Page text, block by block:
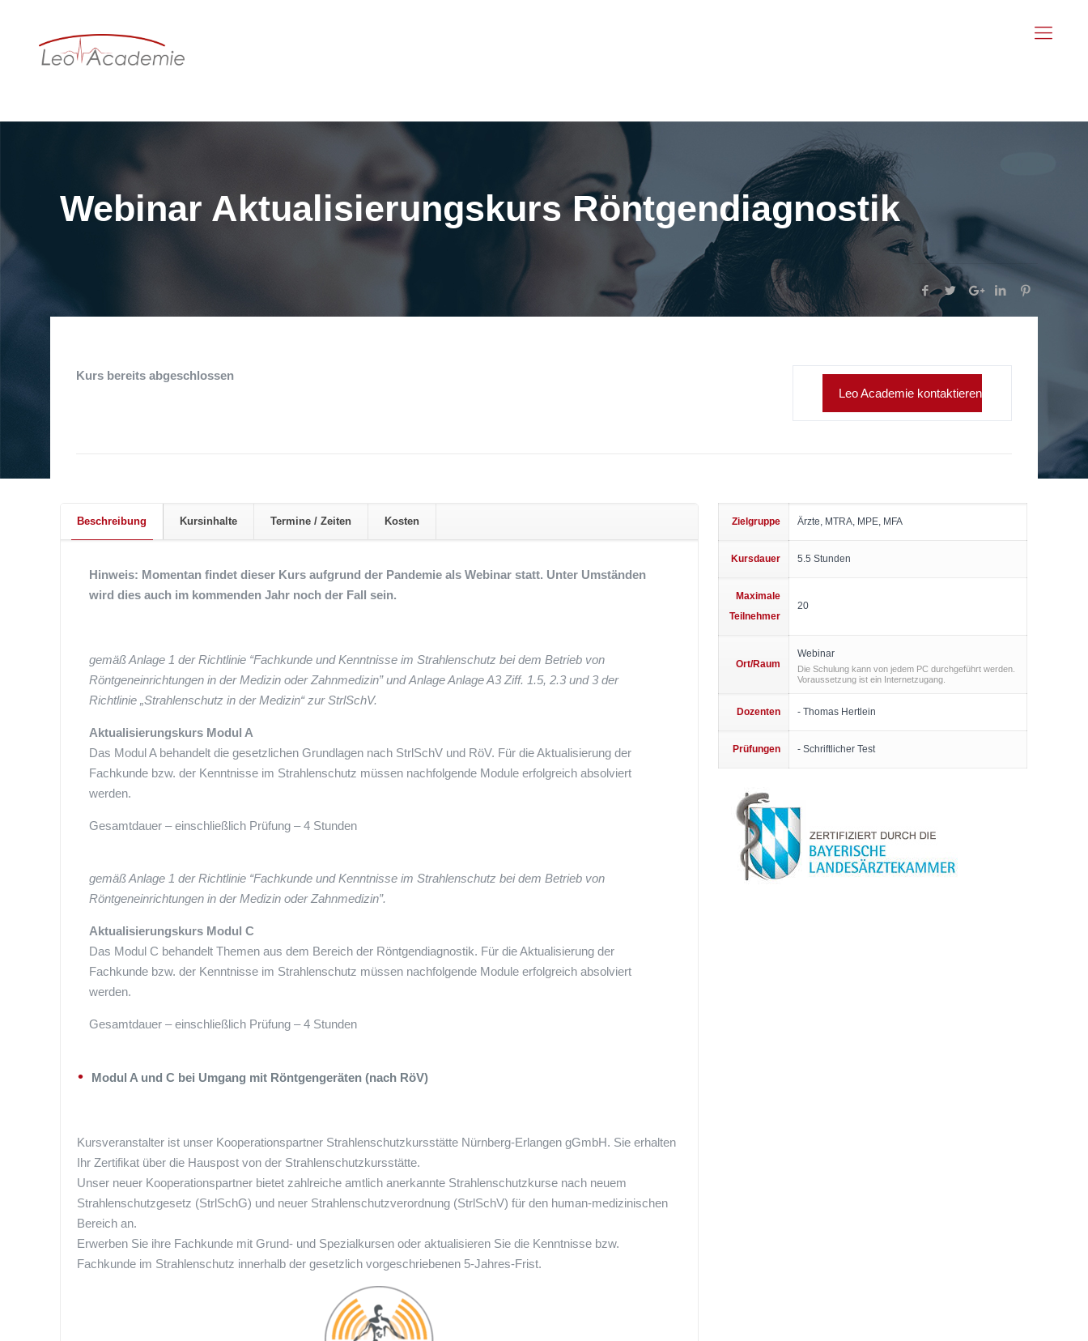
Webinar Aktualisierungskurs Röntgendiagnostik
Kurs bereits abgeschlossen
Leo Academie kontaktieren
Beschreibung Kursinhalte Termine / Zeiten Kosten
Hinweis: Momentan findet dieser Kurs aufgrund der Pandemie als Webinar statt. Unter Umständen
wird dies auch im kommenden Jahr noch der Fall sein.
gemäß Anlage 1 der Richtlinie “Fachkunde und Kenntnisse im Strahlenschutz bei dem Betrieb von
Röntgeneinrichtungen in der Medizin oder Zahnmedizin” und Anlage Anlage A3 Ziff. 1.5, 2.3 und 3 der
Richtlinie „Strahlenschutz in der Medizin“ zur StrlSchV.
Aktualisierungskurs Modul A
Das Modul A behandelt die gesetzlichen Grundlagen nach StrlSchV und RöV. Für die Aktualisierung der
Fachkunde bzw. der Kenntnisse im Strahlenschutz müssen nachfolgende Module erfolgreich absolviert
werden.
Gesamtdauer – einschließlich Prüfung – 4 Stunden
gemäß Anlage 1 der Richtlinie “Fachkunde und Kenntnisse im Strahlenschutz bei dem Betrieb von
Röntgeneinrichtungen in der Medizin oder Zahnmedizin”.
Aktualisierungskurs Modul C
Das Modul C behandelt Themen aus dem Bereich der Röntgendiagnostik. Für die Aktualisierung der
Fachkunde bzw. der Kenntnisse im Strahlenschutz müssen nachfolgende Module erfolgreich absolviert
werden.
Gesamtdauer – einschließlich Prüfung – 4 Stunden
Modul A und C bei Umgang mit Röntgengeräten (nach RöV)
Kursveranstalter ist unser Kooperationspartner Strahlenschutzkursstätte Nürnberg-Erlangen gGmbH. Sie erhalten
Ihr Zertifikat über die Hauspost von der Strahlenschutzkursstätte.
Unser neuer Kooperationspartner bietet zahlreiche amtlich anerkannte Strahlenschutzkurse nach neuem
Strahlenschutzgesetz (StrlSchG) und neuer Strahlenschutzverordnung (StrlSchV) für den human-medizinischen
Bereich an.
Erwerben Sie ihre Fachkunde mit Grund- und Spezialkursen oder aktualisieren Sie die Kenntnisse bzw.
Fachkunde im Strahlenschutz innerhalb der gesetzlich vorgeschriebenen 5-Jahres-Frist.
Zielgruppe Ärzte, MTRA, MPE, MFA
Kursdauer 5.5 Stunden
Maximale
Teilnehmer
20
Ort/Raum
Webinar
Die Schulung kann von jedem PC durchgeführt werden.
Voraussetzung ist ein Internetzugang.
Dozenten - Thomas Hertlein
Prüfungen - Schriftlicher Test